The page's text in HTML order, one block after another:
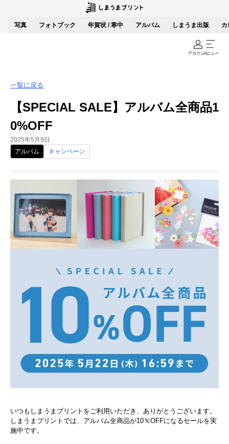
写真 フォトブック 年賀状 / 寒中 アルバム しまうま出版 カ
アカウントメニュー
一覧に戻る
【SPECIAL SALE】アルバム全商品1
0%OFF
2025年5月9日
アルバム
キャンペーン
いつもしまうまプリントをご利用いただき、ありがとうございます。
しまうまプリントでは、アルバム全商品が10％OFFになるセールを実
施中です。